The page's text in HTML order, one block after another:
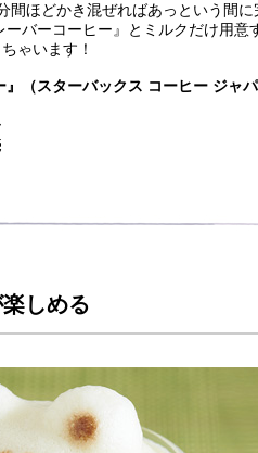
間ほどかき混ぜればあっという間
バーコーヒー』とミルクだけ用意
ゃいます！
（スターバックス コーヒー ジャパ
しめる